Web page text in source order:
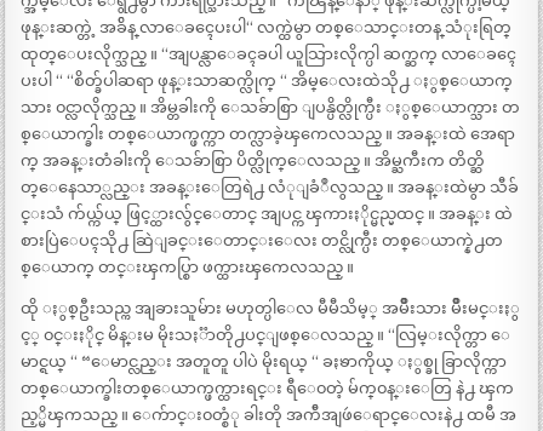
ဖုန္းဆက္တဲ့ အခ်ိန္ လာေခၚေပးပါ“ လက္ထဲမွာ တစ္ေသာင္းတန္ သံုးရြတ္
ထုတ္ေပးလိုက္သည္ ။ “အျပန္လာေခၚခပါ ယူသြားလိုက္ပါ ဆက္ဆက္ လာေခၚေ
ပးပါ “ “စိတ္ခ်ပါဆရာ ဖုန္းသာဆက္လိုက္ “ အိမ္ေလးထဲသို႕ ႏွစ္ေယာက္
သား ၀င္လာလိုက္သည္ ။ အိမ္တခါးကို ေသခ်ာစြာ ျပန္ပိတ္လိုက္ပီး ႏွစ္ေယာက္သား တ
စ္ေယာက္ခါး တစ္ေယာက္ဖက္ကာ တက္လာခဲ့ၾကေလသည္ ။ အခန္းထဲ အေရာ
က္ အခန္းတံခါးကို ေသခ်ာစြာ ပိတ္လိုက္ေလသည္ ။ အိမ္ႀကီးက တိတ္ဆိ
တ္ေနေသာ္လည္း အခန္းေတြရဲ႕ လံုျခံဳလွသည္ ။ အခန္းထဲမွာ သီခ်
င္းသံ က်ယ္က်ယ္ ဖြင့္ထားလွ်င္ေတာင္ အျပင္က ၾကားႏိုင္မည္မထင္ ။ အခန္း ထဲ
စားပြဲေပၚသို႕ ဆြဲျခင္းေတာင္းေလး တင္လိုက္ပီး တစ္ေယာက္နဲ႕တ
စ္ေယာက္ တင္းၾကပ္စြာ ဖက္ထားၾကေလသည္ ။
ထို ႏွစ္ဦးသည္က အျခားသူမ်ား မဟုတ္ပါေလ မီမီသိမ့္ အမ်ိဳးသား မ်ိဳးမင္းႏွ
င့္ ၀င္းႏိုင္ မိန္းမ မိုးသႏၱာတို႕ပင္ျဖစ္ေလသည္ ။ “လြမ္းလိုက္တာ ေ
မာင္ရယ္ “ “ေမာင္လည္း အတူတူ ပါပဲ မိုးရယ္ “ ခႏၶာကိုယ္ ႏွစ္ခု ခြာလိုက္ကာ
တစ္ေယာက္ခါးတစ္ေယာက္ဖက္ထားရင္း ရီေ၀တဲ့ မ်က္၀န္းေတြ နဲ႕ ၾက
ည့္မိၾကသည္ ။ ေက်ာင္း၀တ္စံု ခါးတို အက်ီအျဖဴေရာင္ေလးနဲ႕ ထမီ အ